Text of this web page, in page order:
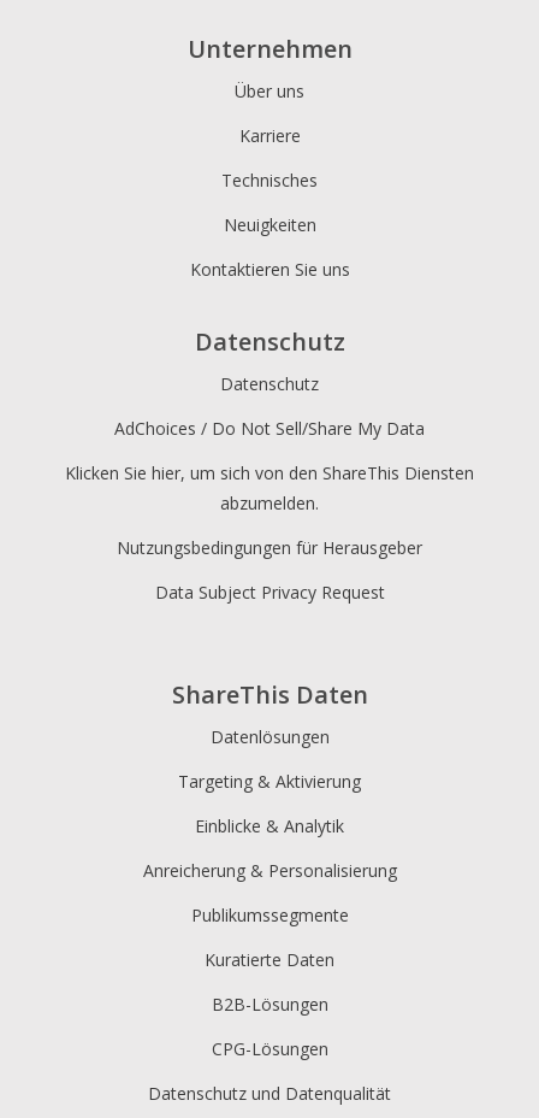
ShareThis Daten
Datenlösungen
Targeting & Aktivierung
Einblicke & Analytik
Anreicherung & Personalisierung
Publikumssegmente
Kuratierte Daten
B2B-Lösungen
CPG-Lösungen
Datenschutz und Datenqualität
Unternehmen
Über uns
Karriere
Technisches
Neuigkeiten
Kontaktieren Sie uns
Datenschutz
Datenschutz
AdChoices / Do Not Sell/Share My Data
Klicken Sie hier, um sich von den ShareThis Diensten
abzumelden.
Nutzungsbedingungen für Herausgeber
Data Subject Privacy Request